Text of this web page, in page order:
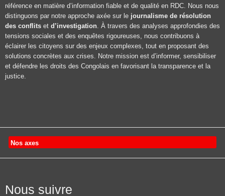
référence en matière d’information fiable et de qualité en RDC. Nous nous
distinguons par notre approche axée sur le journalisme de résolution
des conflits et d’investigation. À travers des analyses approfondies des
tensions sociales et des enquêtes rigoureuses, nous contribuons à
éclairer les citoyens sur des enjeux complexes, tout en proposant des
solutions concrètes aux crises. Notre mission est d’informer, sensibiliser
et défendre les droits des Congolais en favorisant la transparence et la
justice.
Nos axes
Nous suivre